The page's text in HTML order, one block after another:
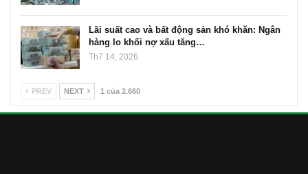
Lãi suất cao và bất động sản khó khăn: Ngân
hàng lo khối nợ xấu tăng…
Th7 14, 2026
PREV NEXT 1 của 2.660